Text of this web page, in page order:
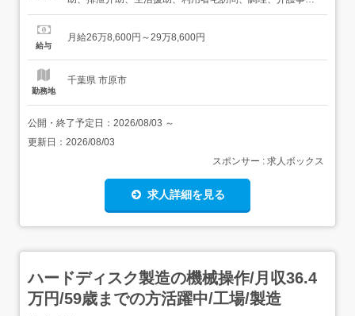
務、計画書作成、モニタリング、シフト管理、調整業務 給
>220,000〜250,000円<手当>交通費支給:実費(上限なし)資
給与
月給26万8,600円～29万8,600円
勤務地
千葉県 市原市
公開・終了予定日： 2026/08/03 ～
更新日： 2026/08/03
スポンサー : 求人ボックス
求人詳細を見る
ハードディスク製造の機械操作/月収36.4
万円/59歳までの方活躍中/工場/製造